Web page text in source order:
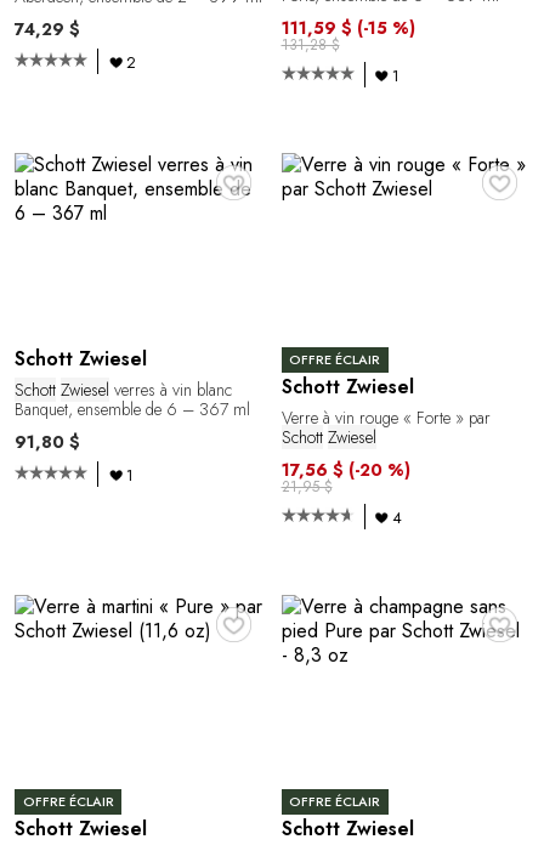
74,29 $
2
111,59 $ (-15 %)
131,28 $
1
♥
Schott Zwiesel
Schott Zwiesel verres à vin blanc
Banquet, ensemble de 6 – 367 ml
91,80 $
1
♥
OFFRE ÉCLAIR
Schott Zwiesel
Verre à vin rouge « Forte » par
Schott Zwiesel
17,56 $ (-20 %)
21,95 $
4
♥
OFFRE ÉCLAIR
Schott Zwiesel
♥
OFFRE ÉCLAIR
Schott Zwiesel